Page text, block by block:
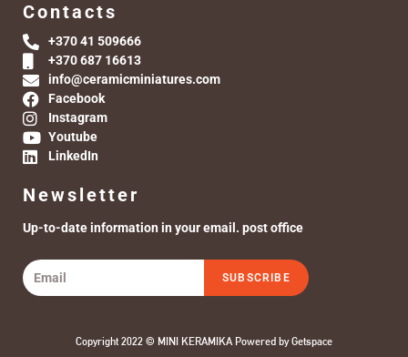
Contacts
+370 41 509666
+370 687 16613
info@ceramicminiatures.com
Facebook
Instagram
Youtube
LinkedIn
Newsletter
Up-to-date information in your email. post office
SUBSCRIBE
Copyright 2022 © MINI KERAMIKA Powered byGetspace